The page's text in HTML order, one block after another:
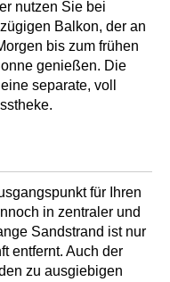
nutzen Sie bei
Balkon, der an
bis zum frühen
genießen. Die
separate, voll
für Ihren
in zentraler und
Sandstrand ist nur
entfernt. Auch der
zu ausgiebigen